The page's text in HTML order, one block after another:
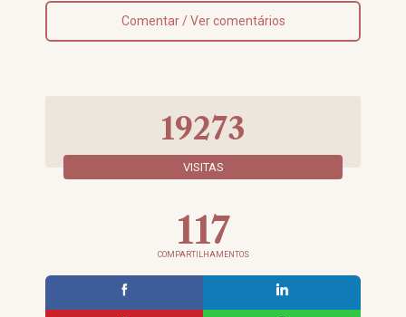
19273
VISITAS
117
COMPARTILHAMENTOS
Comentar / Ver comentários